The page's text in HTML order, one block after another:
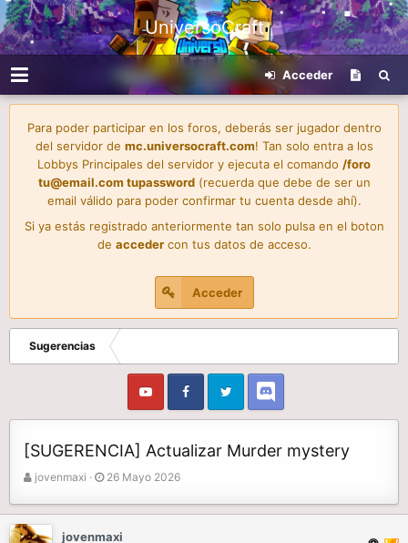
UniversoCraft
Acceder
Para poder participar en los foros, deberás ser jugador dentro
del servidor de mc.universocraft.com! Tan solo entra a los
Lobbys Principales del servidor y ejecuta el comando /foro
tu@email.com tupassword(recuerda que debe de ser un
email válido para poder confirmar tu cuenta desde ahí).
Si ya estás registrado anteriormente tan solo pulsa en el boton
de accedercon tus datos de acceso.
Acceder
Sugerencias
[SUGERENCIA] Actualizar Murder mystery
A
o
jovenmaxi
F
26 Mayo 2026
jovenmaxi